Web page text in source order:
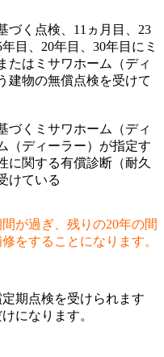
く点検、11ヵ月目、23
目、20年目、30年目にミ
たはミサワホーム（ディ
建物の無償点検を受けて
くミサワホーム（ディ
（ディーラー）が指定す
に関する有償診断（耐久
けている
が過ぎ、残りの20年の間
をすることになります。
期点検を受けられます
になります。